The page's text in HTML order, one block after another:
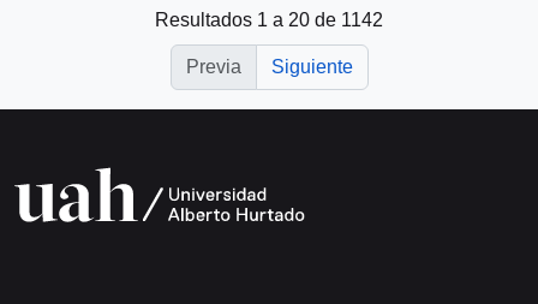
Resultados 1 a 20 de 1142
Previa Siguiente